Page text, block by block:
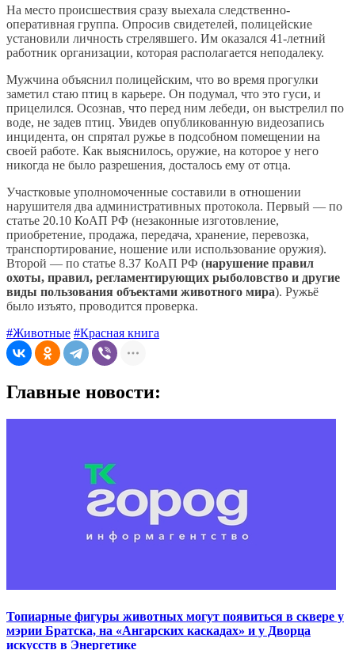
На место происшествия сразу выехала следственно-
оперативная группа. Опросив свидетелей, полицейские
установили личность стрелявшего. Им оказался 41-летний
работник организации, которая располагается неподалеку.
Мужчина объяснил полицейским, что во время прогулки
заметил стаю птиц в карьере. Он подумал, что это гуси, и
прицелился. Осознав, что перед ним лебеди, он выстрелил по
воде, не задев птиц. Увидев опубликованную видеозапись
инцидента, он спрятал ружье в подсобном помещении на
своей работе. Как выяснилось, оружие, на которое у него
никогда не было разрешения, досталось ему от отца.
Участковые уполномоченные составили в отношении
нарушителя два административных протокола. Первый — по
статье 20.10 КоАП РФ (незаконные изготовление,
приобретение, продажа, передача, хранение, перевозка,
транспортирование, ношение или использование оружия).
Второй — по статье 8.37 КоАП РФ (нарушение правил
охоты, правил, регламентирующих рыболовство и другие
виды пользования объектами животного мира). Ружьё
было изъято, проводится проверка.
#Животные #Красная книга
Главные новости:
Топиарные фигуры животных могут появиться в сквере у
мэрии Братска, на «Ангарских каскадах» и у Дворца
искусств в Энергетике